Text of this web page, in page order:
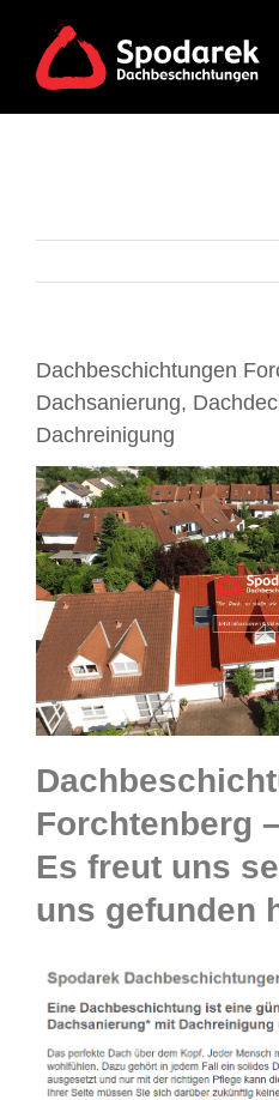
content
Dachbeschichtungen
Dachsanierung,
Dachreinigung
Forchtenberg
Es freut uns
uns gefunden